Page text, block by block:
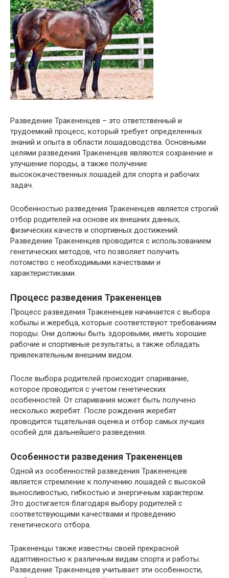
Разведение Тракененцев – это ответственный и
трудоемкий процесс, который требует определенных
знаний и опыта в области лошадоводства. Основными
целями разведения Тракененцев являются сохранение и
улучшение породы, а также получение
высококачественных лошадей для спорта и рабочих
задач.
Особенностью разведения Тракененцев является строгий
отбор родителей на основе их внешних данных,
физических качеств и спортивных достижений.
Разведение Тракененцев проводится с использованием
генетических методов, что позволяет получить
потомство с необходимыми качествами и
характеристиками.
Процесс разведения Тракененцев
Процесс разведения Тракененцев начинается с выбора
кобылы и жеребца, которые соответствуют требованиям
породы. Они должны быть здоровыми, иметь хорошие
рабочие и спортивные результаты, а также обладать
привлекательным внешним видом.
После выбора родителей происходит спаривание,
которое проводится с учетом генетических
особенностей. От спаривания может быть получено
несколько жеребят. После рождения жеребят
проводится тщательная оценка и отбор самых лучших
особей для дальнейшего разведения.
Особенности разведения Тракененцев
Одной из особенностей разведения Тракененцев
является стремление к получению лошадей с высокой
выносливостью, гибкостью и энергичным характером.
Это достигается благодаря выбору родителей с
соответствующими качествами и проведению
генетического отбора.
Тракененцы также известны своей прекрасной
адаптивностью к различным видам спорта и работы.
Разведение Тракененцев учитывает эти особенности,